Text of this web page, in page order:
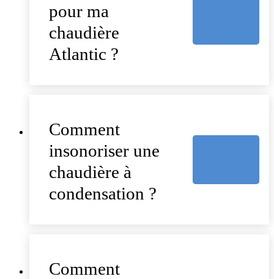
pour ma
chaudière
Atlantic ?
Comment
insonoriser une
chaudière à
condensation ?
Comment